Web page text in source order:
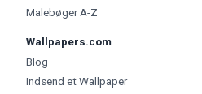
Malebøger A-Z
Wallpapers.com
Blog
Indsend et Wallpaper